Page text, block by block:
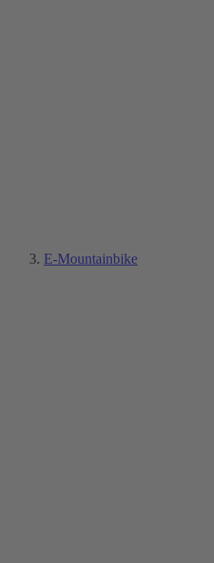
E-Mountainbike